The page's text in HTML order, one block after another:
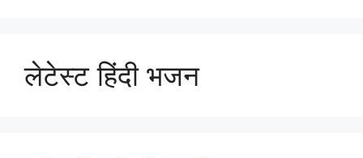
लेटेस्ट हिंदी भजन